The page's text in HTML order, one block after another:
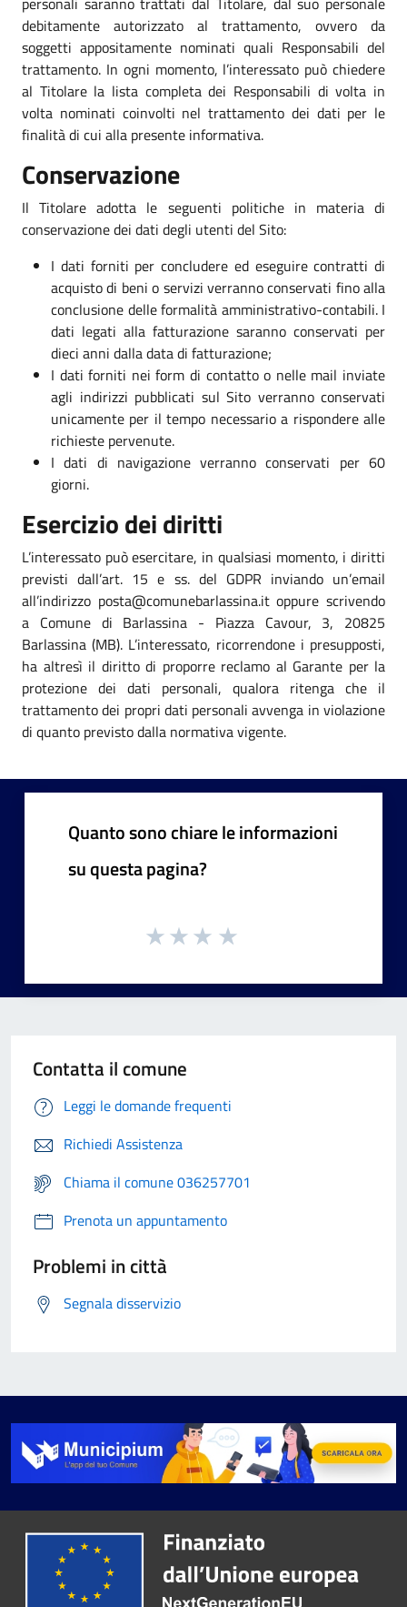
debitamente autorizzato al trattamento, ovvero da
soggetti appositamente nominati quali Responsabili del
trattamento. In ogni momento, l’interessato può chiedere
al Titolare la lista completa dei Responsabili di volta in
volta nominati coinvolti nel trattamento dei dati per le
finalità di cui alla presente informativa.
Conservazione
Il Titolare adotta le seguenti politiche in materia di
conservazione dei dati degli utenti del Sito:
I dati forniti per concludere ed eseguire contratti di
acquisto di beni o servizi verranno conservati fino alla
conclusione delle formalità amministrativo-contabili. I
dati legati alla fatturazione saranno conservati per
dieci anni dalla data di fatturazione;
I dati forniti nei form di contatto o nelle mail inviate
agli indirizzi pubblicati sul Sito verranno conservati
unicamente per il tempo necessario a rispondere alle
richieste pervenute.
I dati di navigazione verranno conservati per 60
giorni.
Esercizio dei diritti
L’interessato può esercitare, in qualsiasi momento, i diritti
previsti dall’art. 15 e ss. del GDPR inviando un’email
all’indirizzo posta@comunebarlassina.it oppure scrivendo
a Comune di Barlassina - Piazza Cavour, 3, 20825
Barlassina (MB). L’interessato, ricorrendone i presupposti,
ha altresì il diritto di proporre reclamo al Garante per la
protezione dei dati personali, qualora ritenga che il
trattamento dei propri dati personali avvenga in violazione
di quanto previsto dalla normativa vigente.
Quanto sono chiare le informazioni
su questa pagina?
Contatta il comune
Leggi le domande frequenti
Richiedi Assistenza
Chiama il comune 036257701
Prenota un appuntamento
Problemi in città
Segnala disservizio